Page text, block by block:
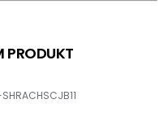
PRODUKT